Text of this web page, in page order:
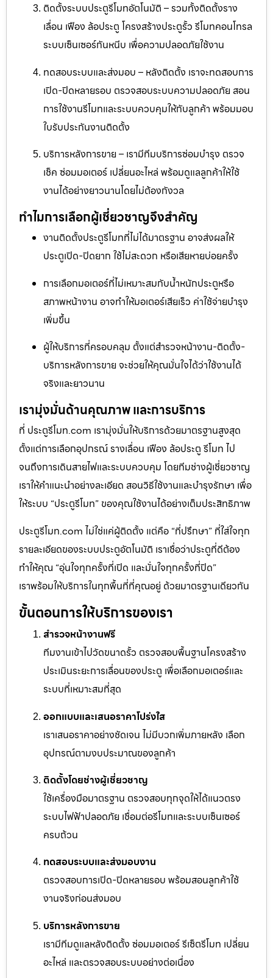
ติดตั้งระบบประตูรีโมทอัตโนมัติ – รวมทั้งติดตั้งราง
เลื่อน เฟือง ล้อประตู โครงสร้างประตูรั้ว รีโมทคอนโทรล
ระบบเซ็นเซอร์กันหนีบ เพื่อความปลอดภัยใช้งาน
ทดสอบระบบและส่งมอบ – หลังติดตั้ง เราจะทดสอบการ
เปิด-ปิดหลายรอบ ตรวจสอบระบบความปลอดภัย สอน
การใช้งานรีโมทและระบบควบคุมให้กับลูกค้า พร้อมมอบ
ใบรับประกันงานติดตั้ง
บริการหลังการขาย – เรามีทีมบริการซ่อมบำรุง ตรวจ
เช็ค ซ่อมมอเตอร์ เปลี่ยนอะไหล่ พร้อมดูแลลูกค้าให้ใช้
งานได้อย่างยาวนานโดยไม่ต้องกังวล
ทำไมการเลือกผู้เชี่ยวชาญจึงสำคัญ
งานติดตั้งประตูรีโมทที่ไม่ได้มาตรฐาน อาจส่งผลให้
ประตูเปิด-ปิดยาก ใช้ไม่สะดวก หรือเสียหายบ่อยครั้ง
การเลือกมอเตอร์ที่ไม่เหมาะสมกับน้ำหนักประตูหรือ
สภาพหน้างาน อาจทำให้มอเตอร์เสียเร็ว ค่าใช้จ่ายบำรุง
เพิ่มขึ้น
ผู้ให้บริการที่ครอบคลุม ตั้งแต่สำรวจหน้างาน-ติดตั้ง-
บริการหลังการขาย จะช่วยให้คุณมั่นใจได้ว่าใช้งานได้
จริงและยาวนาน
เรามุ่งมั่นด้านคุณภาพ และการบริการ
ที่ ประตูรีโมท.com เรามุ่งมั่นให้บริการด้วยมาตรฐานสูงสุด
ตั้งแต่การเลือกอุปกรณ์ รางเลื่อน เฟือง ล้อประตู รีโมท ไป
จนถึงการเดินสายไฟและระบบควบคุม โดยทีมช่างผู้เชี่ยวชาญ
เราให้คำแนะนำอย่างละเอียด สอนวิธีใช้งานและบำรุงรักษา เพื่อ
ให้ระบบ “ประตูรีโมท” ของคุณใช้งานได้อย่างเต็มประสิทธิภาพ
ประตูรีโมท.com ไม่ใช่แค่ผู้ติดตั้ง แต่คือ “ที่ปรึกษา” ที่ใส่ใจทุก
รายละเอียดของระบบประตูอัตโนมัติ เราเชื่อว่าประตูที่ดีต้อง
ทำให้คุณ “อุ่นใจทุกครั้งที่เปิด และมั่นใจทุกครั้งที่ปิด”
เราพร้อมให้บริการในทุกพื้นที่ที่คุณอยู่ ด้วยมาตรฐานเดียวกัน
ขั้นตอนการให้บริการของเรา
สำรวจหน้างานฟรี
ทีมงานเข้าไปวัดขนาดรั้ว ตรวจสอบพื้นฐานโครงสร้าง
ประเมินระยะการเลื่อนของประตู เพื่อเลือกมอเตอร์และ
ระบบที่เหมาะสมที่สุด
ออกแบบและเสนอราคาโปร่งใส
เราเสนอราคาอย่างชัดเจน ไม่มีบวกเพิ่มภายหลัง เลือก
อุปกรณ์ตามงบประมาณของลูกค้า
ติดตั้งโดยช่างผู้เชี่ยวชาญ
ใช้เครื่องมือมาตรฐาน ตรวจสอบทุกจุดให้ได้แนวตรง
ระบบไฟฟ้าปลอดภัย เชื่อมต่อรีโมทและระบบเซ็นเซอร์
ครบถ้วน
ทดสอบระบบและส่งมอบงาน
ตรวจสอบการเปิด-ปิดหลายรอบ พร้อมสอนลูกค้าใช้
งานจริงก่อนส่งมอบ
บริการหลังการขาย
เรามีทีมดูแลหลังติดตั้ง ซ่อมมอเตอร์ รีเซ็ตรีโมท เปลี่ยน
อะไหล่ และตรวจสอบระบบอย่างต่อเนื่อง